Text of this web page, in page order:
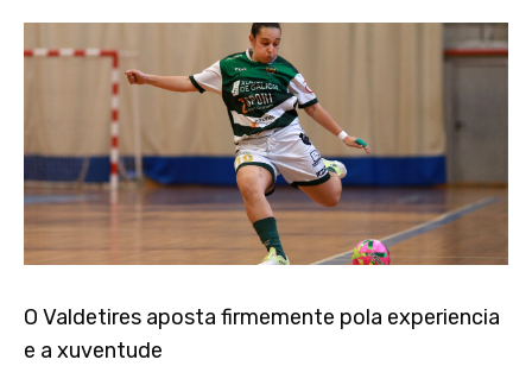
O Valdetires aposta firmemente pola experiencia
e a xuventude